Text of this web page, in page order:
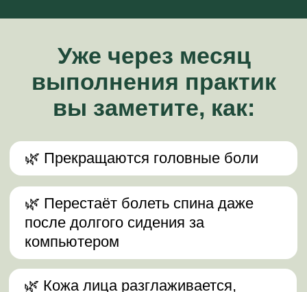
Булат.1 неделя
Комплекс для позвоночника
на место позвонки от атланта
до копчика, укрепляет крестец
и поясницу, возвращает гибкость.
Результат: После освоения
позвоночник становится длиннее
и прямее: уйдет привычная
сутулость, исчезнут зажимы в шее
и пояснице. Живот подтянется
и станет более плоским и упругим.